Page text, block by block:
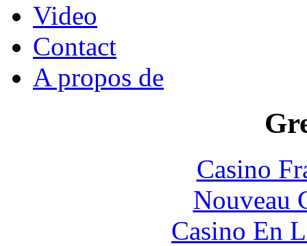
Video
Contact
A propos de
Casino
Nouveau
Casino En